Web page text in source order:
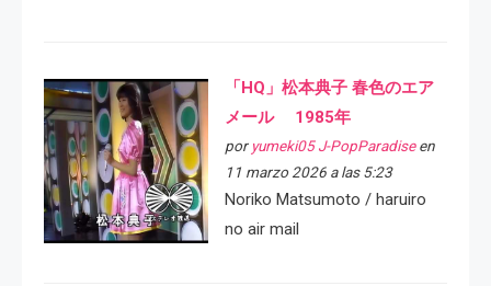
「HQ」松本典子 春色のエア
メール 1985年
por yumeki05 J-PopParadiseen
11 marzo 2026 a las 5:23
Noriko Matsumoto / haruiro
no air mail